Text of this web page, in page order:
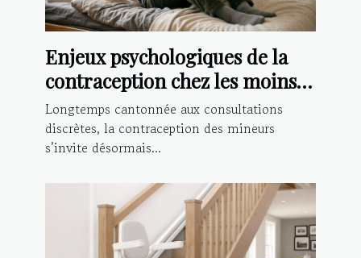
Enjeux psychologiques de la
contraception chez les moins
de 18 ans
Longtemps cantonnée aux consultations
discrètes, la contraception des mineurs
s’invite désormais...